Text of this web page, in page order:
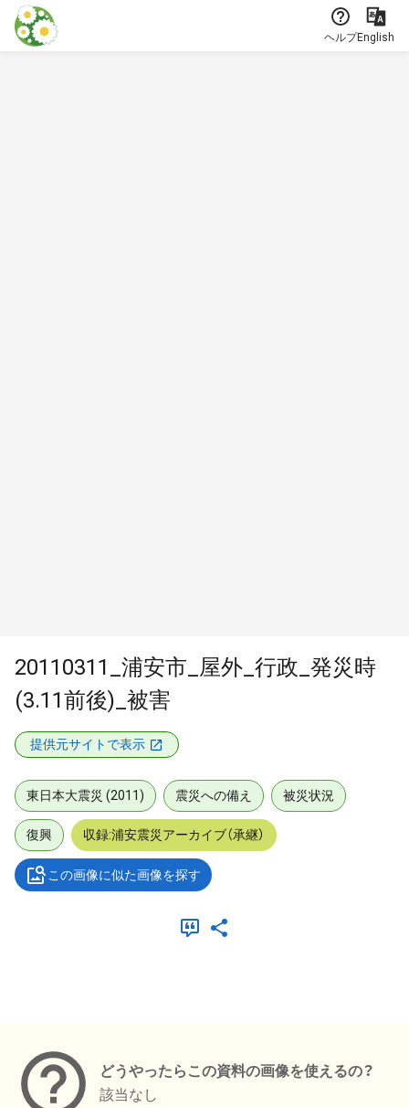
本文に飛ぶ
ヘルプEnglish
20110311_浦安市_屋外_行政_発災時
(3.11前後)_被害
提供元サイトで表示
東日本大震災 (2011) 震災への備え 被災状況
復興 収録:浦安震災アーカイブ（承継）
この画像に似た画像を探す
どうやったらこの資料の画像を使えるの？
該当なし